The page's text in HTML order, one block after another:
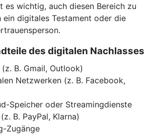
es wichtig, auch diesen Bereich zu
ein digitales Testament oder die
des digitalen Nachlasses
B. Gmail, Outlook)
Netzwerken (z. B. Facebook,
Speicher oder Streamingdienste
B. PayPal, Klarna)
Zugänge